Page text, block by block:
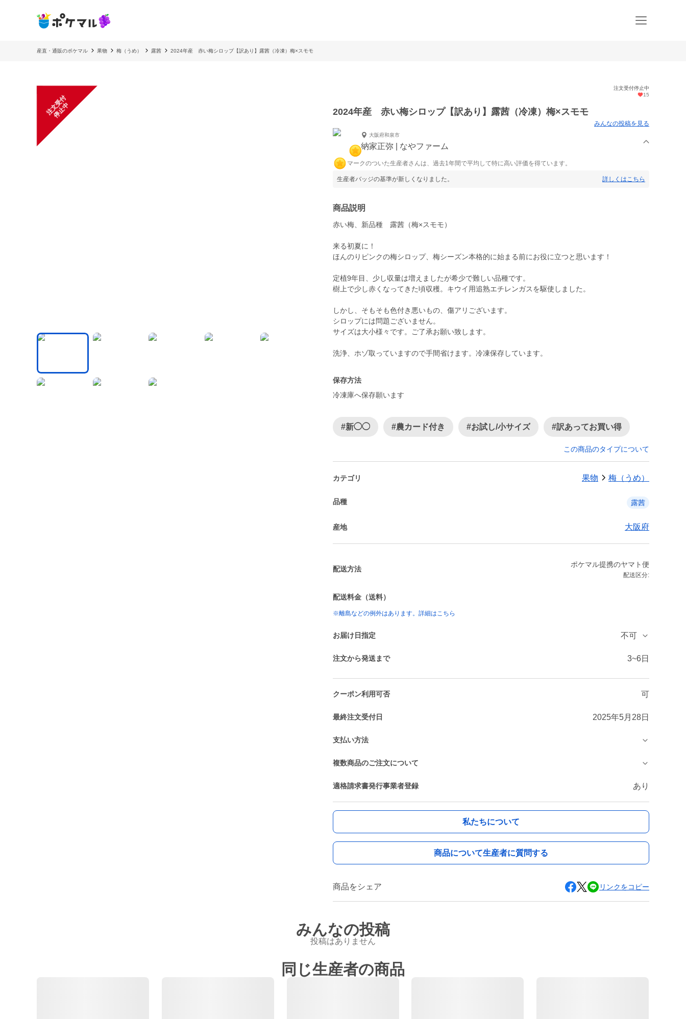
産直・通販のポケマル 果物 梅（うめ） 露茜 2024年産 赤い梅シロップ【訳あり】露茜（冷凍）梅×スモモ
注
文
受
付
停
止
中
注文受付停止中
15
2024年産 赤い梅シロップ【訳あり】露茜（冷凍）梅×スモモ
みんなの投稿を見る
大阪府和泉市
納家正弥 | なやファーム
マークのついた生産者さんは、過去1年間で平均して特に高い評価を得ています。
生産者バッジの基準が新しくなりました。 詳しくはこちら
商品説明
赤い梅、新品種 露茜（梅×スモモ）
来る初夏に！
ほんのりピンクの梅シロップ、梅シーズン本格的に始まる前にお役に立つと思います！
定植9年目、少し収量は増えましたが希少で難しい品種です。
樹上で少し赤くなってきた頃収穫。キウイ用追熟エチレンガスを駆使しました。
しかし、そもそも色付き悪いもの、傷アリございます。
シロップには問題ございません。
サイズは大小様々です。ご了承お願い致します。
保存方法
冷凍庫へ保存願います
#新◯◯ #農カード付き #お試し/小サイズ #訳あってお買い得
この商品のタイプについて
カテゴリ 果物 梅（うめ）
品種 露茜
産地 大阪府
配送方法
ポケマル提携のヤマト便
配送区分:
配送料金（送料）
※離島などの例外はあります。詳細はこちら
お届け日指定 不可
注文から発送まで 3~6日
クーポン利用可否 可
最終注文受付日 2025年5月28日
支払い方法
複数商品のご注文について
適格請求書発行事業者登録 あり
私たちについて
商品について生産者に質問する
商品をシェア リンクをコピー
みんなの投稿
投稿はありません
同じ生産者の商品